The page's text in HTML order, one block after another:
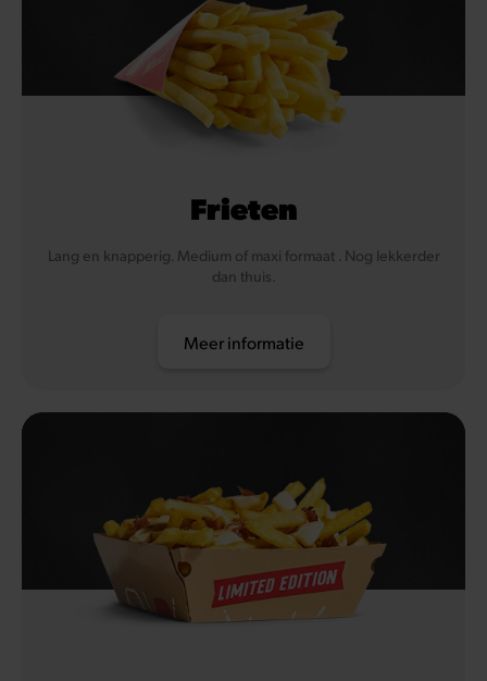
Frieten
Lang en knapperig. Medium of maxi formaat . Nog lekkerder
dan thuis.
Meer informatie